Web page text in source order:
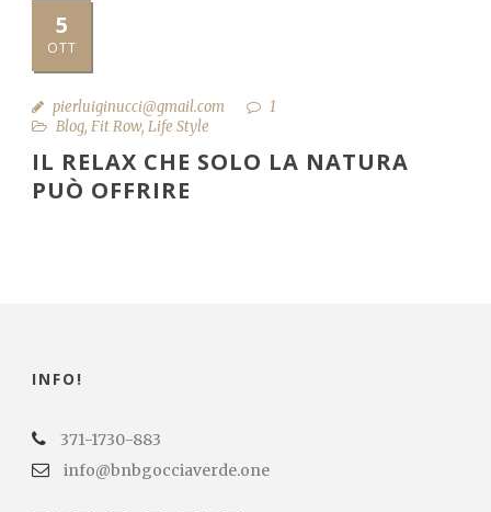
5
OTT
pierluiginucci@gmail.com
1
Blog, Fit Row, Life Style
IL RELAX CHE SOLO LA NATURA
PUÒ OFFRIRE
INFO!
371-1730-883
info@bnbgocciaverde.one